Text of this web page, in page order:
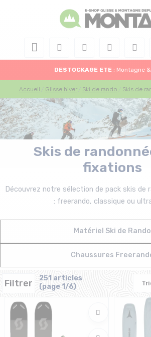
DESTOCKAGE ETE : Montagne
Accueil Glisse hiver Ski de rando Skis de
Skis de
fixations
Découvrez notre sélection de pack skis de
: freerando, classique ou
Matériel Ski de Rando
Chaussures
Filtrer
251 articles
(page 1/6)